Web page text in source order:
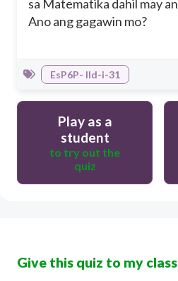
sa Matematika dahil may
Ano ang gagawin mo?
EsP6P- IId-i-31
Play as a
student
to try out the
quiz
Give this quiz to my class